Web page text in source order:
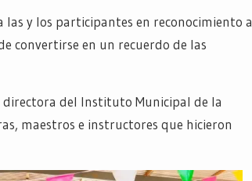
y los participantes en reconocimiento a
convertirse en un recuerdo de las
del Instituto Municipal de la
maestros e instructores que hicieron